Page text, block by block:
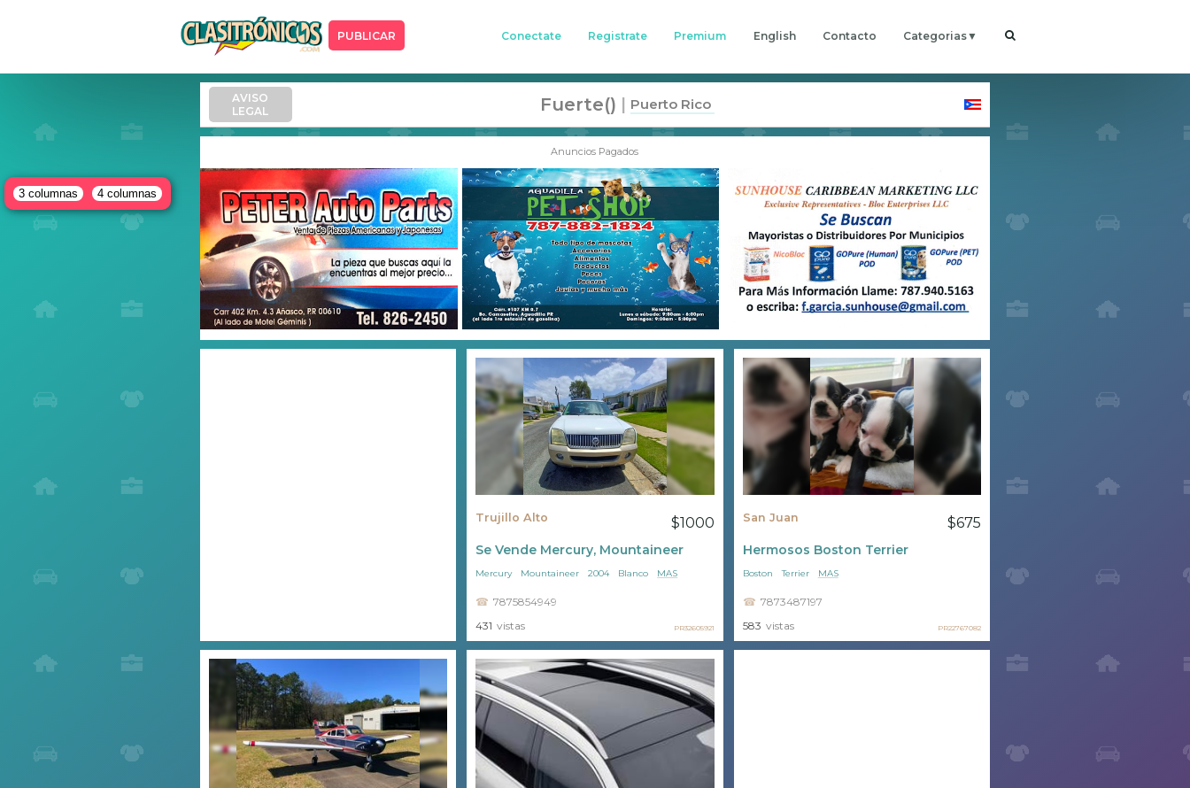
PUBLICAR Conectate Registrate Premium English Contacto Categorias
3 columnas 4 columnas
Anuncios Pagados
Trujillo Alto $1000
Se Vende Mercury, Mountaineer
7875854949
Mercury Mountaineer 2004 Blanco MAS
431 vistas PR32605921
San Juan $675
Hermosos Boston Terrier
7873487197
Boston Terrier MAS
583 vistas PR22767082
AVISO
LEGAL
Fuerte() Puerto Rico